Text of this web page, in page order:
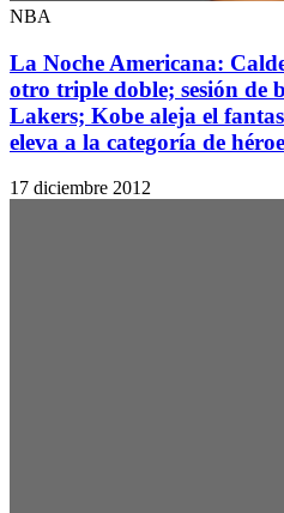
NBA
La Noche Americana:
otro triple doble; sesión de
Lakers; Kobe aleja el
eleva a la categoría de héroe
17 diciembre 2012